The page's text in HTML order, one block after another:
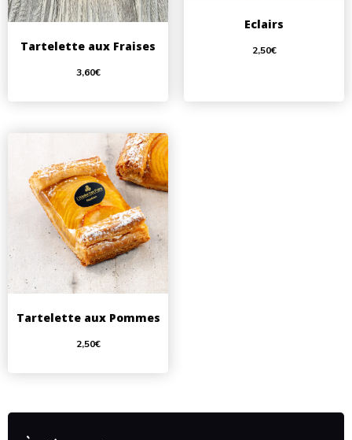
Tartelette aux Fraises
3,60€
Eclairs
2,50€
Tartelette aux Pommes
2,50€